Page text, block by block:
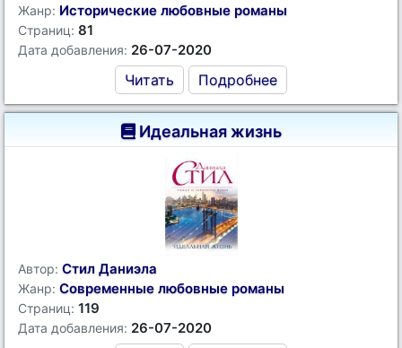
Жанр: Исторические любовные романы
Страниц: 81
Дата добавления: 26-07-2020
Читать Подробнее
Идеальная жизнь
Автор: Стил Даниэла
Жанр: Современные любовные романы
Страниц: 119
Дата добавления: 26-07-2020